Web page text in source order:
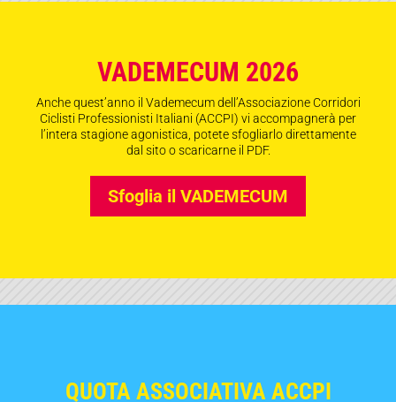
VADEMECUM 2026
Anche quest’anno il Vademecum dell’Associazione Corridori
Ciclisti Professionisti Italiani (ACCPI) vi accompagnerà per
l’intera stagione agonistica, potete sfogliarlo direttamente
dal sito o scaricarne il PDF.
Sfoglia il VADEMECUM
QUOTA ASSOCIATIVA ACCPI